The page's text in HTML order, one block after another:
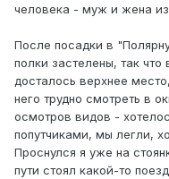
человека - муж и жена из
После посадки в
полки застелены, так
досталось верхнее
него трудно смотреть в
осмотров видов -
попутчиками, мы легли,
Проснулся я уже на
пути стоял какой-то